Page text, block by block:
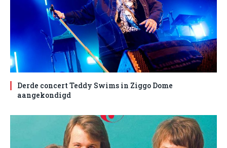
Derde concert Teddy Swims in Ziggo Dome
aangekondigd